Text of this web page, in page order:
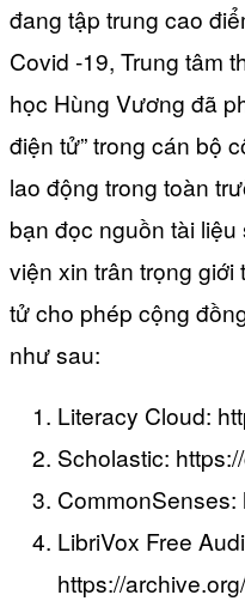
đang tập trung cao
Covid -19, Trung tâm
học Hùng Vương đã
điện tử” trong cán bộ
lao động trong toàn
bạn đọc nguồn tài
viện xin trân trọng
tử cho phép cộng
như sau:
Literacy Cloud:
Scholastic:
LibriVox Free
https://